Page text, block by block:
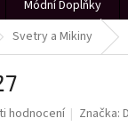
Módní Doplňky
Svetry a Mikiny
hodnocení Značka: